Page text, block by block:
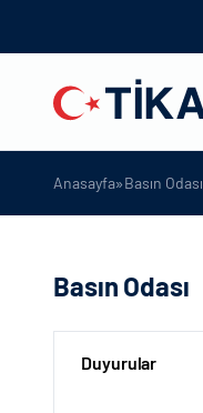
Anasayfa»Basın Odası
Basın Odası
Duyurular